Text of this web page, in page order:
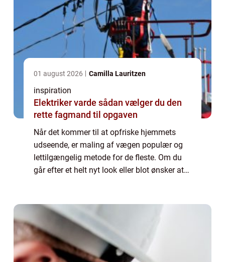
01 august 2026 Camilla Lauritzen
inspiration
Elektriker varde sådan vælger du den
rette fagmand til opgaven
Når det kommer til at opfriske hjemmets
udseende, er maling af vægen populær og
lettilgængelig metode for de fleste. Om du
går efter et helt nyt look eller blot ønsker at